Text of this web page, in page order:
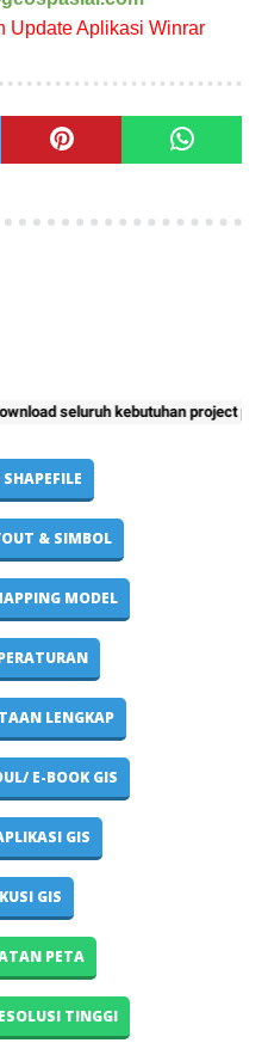
Update Aplikasi Winrar
kebutuhan project pemetaan
& SIMBOL
MODEL
LENGKAP
E-BOOK GIS
GIS
GIS
PETA
TINGGI